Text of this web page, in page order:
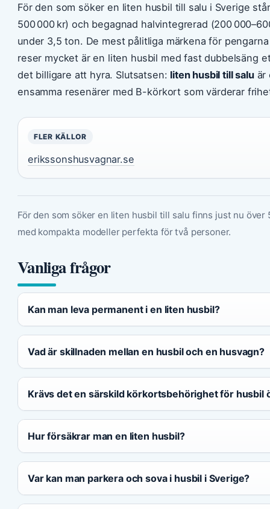
För den som söker en liten husbil till salu i Sverige
500 000 kr) och begagnad halvintegrerad (200
under 3,5 ton. De mest pålitliga märkena för
reser mycket är en liten husbil med fast dubbelsäng
det billigare att hyra. Slutsatsen: liten husbil till saluär
ensamma resenärer med B-körkort som värderar
FLER KÄLLOR
erikssonshusvagnar.se
För den som söker en liten husbil till salu finns just nu
med kompakta modeller perfekta för två personer.
Vanliga frågor
Kan man leva permanent i en liten husbil?
Vad är skillnaden mellan en husbil och en husvagn?
Krävs det en särskild körkortsbehörighet för husbil
Hur försäkrar man en liten husbil?
Var kan man parkera och sova i husbil i Sverige?